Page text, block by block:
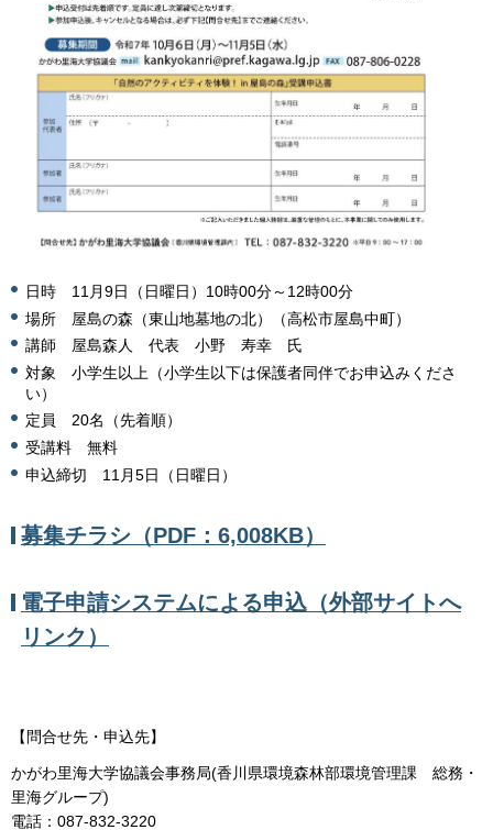
日時 11月9日（日曜日）10時00分～12時00分
場所 屋島の森（東山地墓地の北）（高松市屋島中町）
講師 屋島森人 代表 小野 寿幸 氏
対象 小学生以上（小学生以下は保護者同伴でお申込みくださ
い）
定員 20名（先着順）
受講料 無料
申込締切 11月5日（日曜日）
募集チラシ（PDF：6,008KB）
電子申請システムによる申込（外部サイトへ
リンク）
【問合せ先・申込先】
かがわ里海大学協議会事務局(香川県環境森林部環境管理課 総務・
里海グループ)
電話：087-832-3220